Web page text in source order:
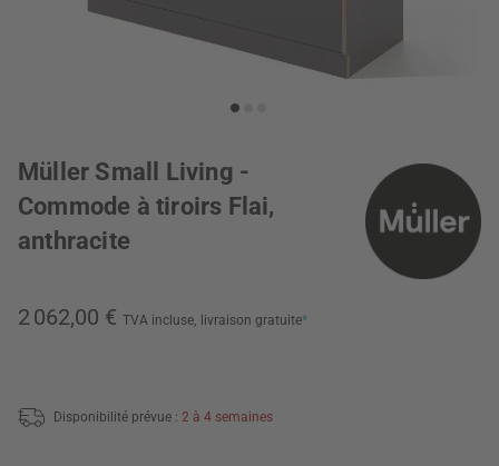
Müller Small Living -
Commode à tiroirs Flai,
anthracite
2 062,00 € TVA incluse, livraison gratuite*
Disponibilité prévue : 2 à 4 semaines